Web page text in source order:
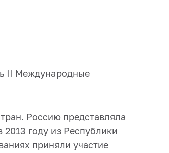
II Международные
Россию представляла
году из Республики
приняли участие